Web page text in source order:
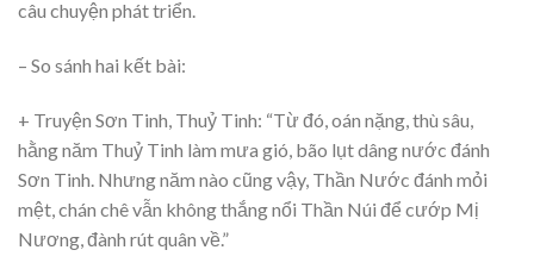
câu chuyện phát triển.
– So sánh hai kết bài:
+ Truyện Sơn Tinh, Thuỷ Tinh: “Từ đó, oán nặng, thù sâu,
hằng năm Thuỷ Tinh làm mưa gió, bão lụt dâng nước đánh
Sơn Tinh. Nhưng năm nào cũng vậy, Thần Nước đánh mỏi
mệt, chán chê vẫn không thắng nổi Thần Núi để cướp Mị
Nương, đành rút quân về.”